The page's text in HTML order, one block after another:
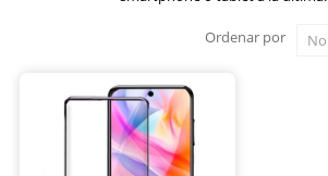
Ordenar por